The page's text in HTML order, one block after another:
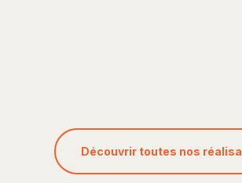
Découvrir toutes nos